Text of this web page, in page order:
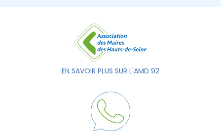
EN SAVOIR PLUS SUR L'AMD 92